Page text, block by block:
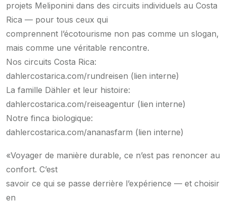
projets Meliponini dans des circuits individuels au Costa
Rica — pour tous ceux qui
comprennent l’écotourisme non pas comme un slogan,
mais comme une véritable rencontre.
Nos circuits Costa Rica:
dahlercostarica.com/rundreisen (lien interne)
La famille Dähler et leur histoire:
dahlercostarica.com/reiseagentur (lien interne)
Notre finca biologique:
dahlercostarica.com/ananasfarm (lien interne)
«Voyager de manière durable, ce n’est pas renoncer au
confort. C’est
savoir ce qui se passe derrière l’expérience — et choisir
en